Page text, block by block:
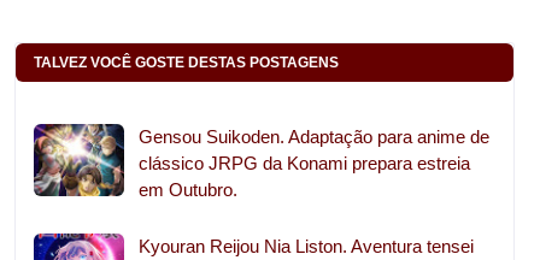
TALVEZ VOCÊ GOSTE DESTAS POSTAGENS
Gensou Suikoden. Adaptação para anime de
clássico JRPG da Konami prepara estreia
em Outubro.
Kyouran Reijou Nia Liston. Aventura tensei